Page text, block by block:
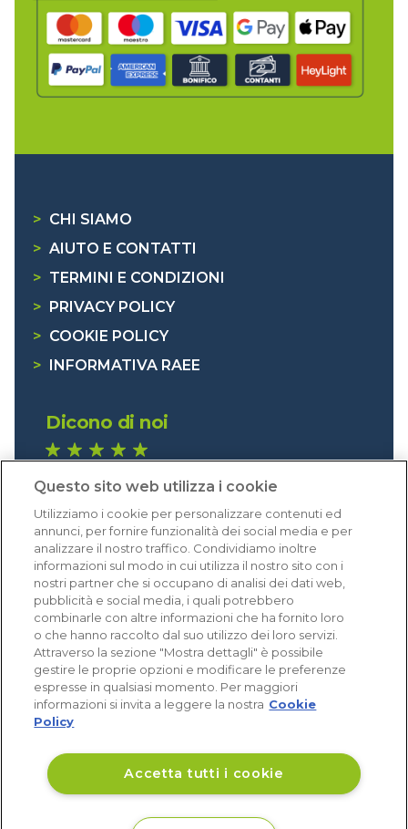
> CHI SIAMO
> AIUTO E CONTATTI
> TERMINI E CONDIZIONI
>
PRIVACY POLICY
> COOKIE POLICY
>
INFORMATIVA RAEE
Dicono di noi
Eccellente (4,8)
Acquisti verificati
Questo sito web utilizza i cookie
Utilizziamo i cookie per personalizzare contenuti ed
annunci, per fornire funzionalità dei social media e per
analizzare il nostro traffico. Condividiamo inoltre
informazioni sul modo in cui utilizza il nostro sito con i
nostri partner che si occupano di analisi dei dati web,
pubblicità e social media, i quali potrebbero
combinarle con altre informazioni che ha fornito loro
o che hanno raccolto dal suo utilizzo dei loro servizi.
Attraverso la sezione "Mostra dettagli" è possibile
gestire le proprie opzioni e modificare le preferenze
espresse in qualsiasi momento. Per maggiori
informazioni si invita a leggere la nostra Cookie
Policy
Accetta tutti i cookie